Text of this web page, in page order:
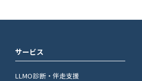
サービス
LLMO診断・伴走支援